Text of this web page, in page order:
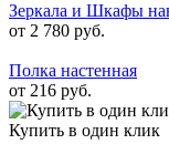
Зеркала и Шкафы
от 2 780 руб.
Полка настенная
от 216 руб.
Купить в один клик